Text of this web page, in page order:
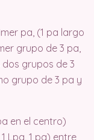
pa, (1 pa largo
grupo de 3 pa,
dos grupos de 3
grupo de 3 pa y
en el centro)
Lpa, 1 pa) entre